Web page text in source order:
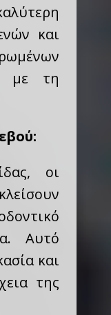
και
με τη
οι
Αυτό
και
της